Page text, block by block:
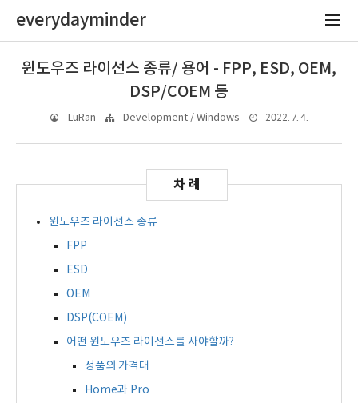
everydayminder
윈도우즈 라이선스 종류/ 용어 - FPP, ESD, OEM,
DSP/COEM 등
LuRan Development / Windows 2022. 7. 4.
윈도우즈 라이선스 종류
FPP
ESD
OEM
DSP(COEM)
어떤 윈도우즈 라이선스를 사야할까?
정품의 가격대
Home과 Pro